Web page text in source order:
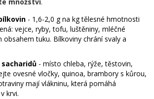
- 1,6-2,0 g na kg tělesné hmotnosti
vejce, ryby, tofu, luštěniny, mléčné
obsahem tuku. Bílkoviny chrání svaly a
- místo chleba, rýže, těstovin,
ovesné vločky, quinoa, brambory s kůrou,
mají vlákninu, která pomáhá
krvi.